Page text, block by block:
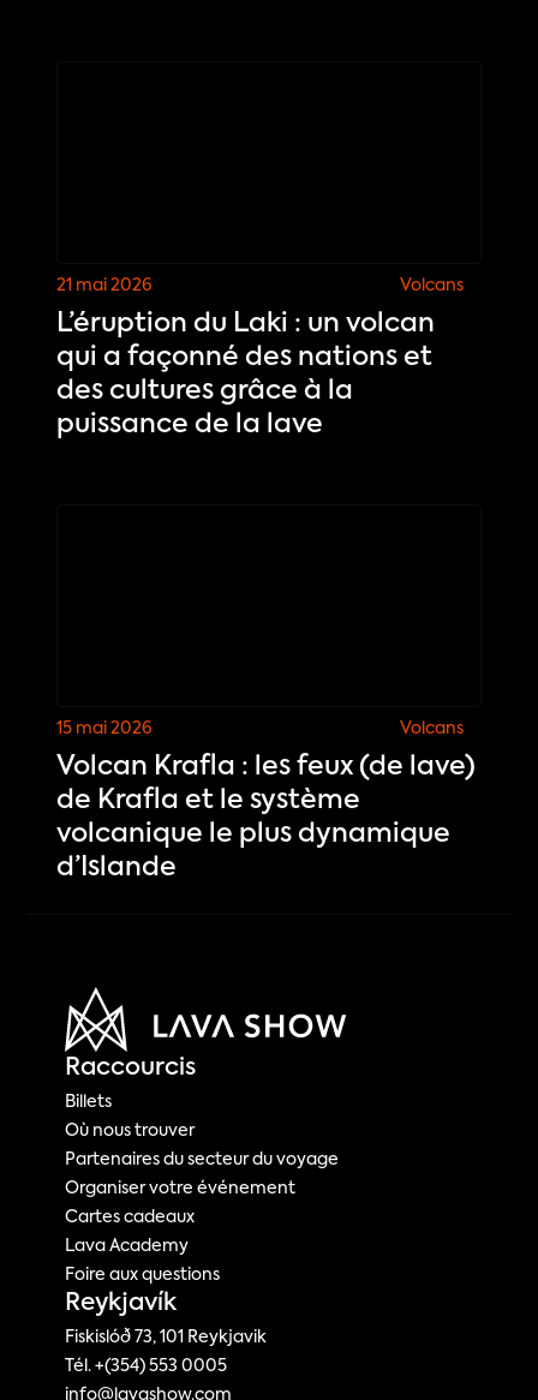
21 mai 2026 Volcans
L’éruption du Laki : un volcan
qui a façonné des nations et
des cultures grâce à la
puissance de la lave
15 mai 2026 Volcans
Volcan Krafla : les feux (de lave)
de Krafla et le système
volcanique le plus dynamique
d’Islande
Raccourcis
Billets
Où nous trouver
Partenaires du secteur du voyage
Organiser votre événement
Cartes cadeaux
Lava Academy
Foire aux questions
Reykjavík
Fiskislóð 73, 101 Reykjavik
Tél. +(354) 553 0005
info@lavashow.com